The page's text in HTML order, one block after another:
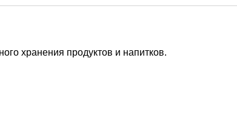
хранения продуктов и напитков.